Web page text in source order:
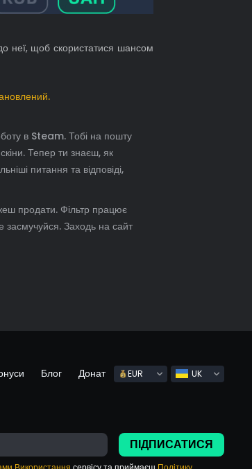
неї, щоб скористатися шансом
в Steam. Тобі на пошту
Тепер ти знаєш, як
питання та відповіді,
продати. Фільтр працює
засмучуйся. Заходь на сайт
Блог Донат EUR UK
ПІДПИСАТИСЯ